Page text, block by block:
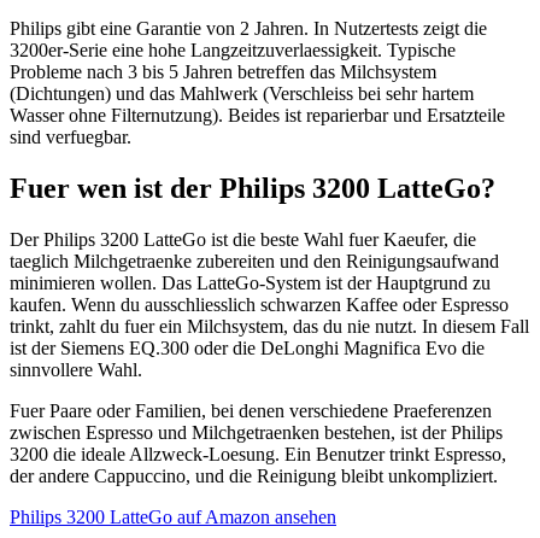
Philips gibt eine Garantie von 2 Jahren. In Nutzertests zeigt die
3200er-Serie eine hohe Langzeitzuverlaessigkeit. Typische
Probleme nach 3 bis 5 Jahren betreffen das Milchsystem
(Dichtungen) und das Mahlwerk (Verschleiss bei sehr hartem
Wasser ohne Filternutzung). Beides ist reparierbar und Ersatzteile
sind verfuegbar.
Fuer wen ist der Philips 3200 LatteGo?
Der Philips 3200 LatteGo ist die beste Wahl fuer Kaeufer, die
taeglich Milchgetraenke zubereiten und den Reinigungsaufwand
minimieren wollen. Das LatteGo-System ist der Hauptgrund zu
kaufen. Wenn du ausschliesslich schwarzen Kaffee oder Espresso
trinkt, zahlt du fuer ein Milchsystem, das du nie nutzt. In diesem Fall
ist der Siemens EQ.300 oder die DeLonghi Magnifica Evo die
sinnvollere Wahl.
Fuer Paare oder Familien, bei denen verschiedene Praeferenzen
zwischen Espresso und Milchgetraenken bestehen, ist der Philips
3200 die ideale Allzweck-Loesung. Ein Benutzer trinkt Espresso,
der andere Cappuccino, und die Reinigung bleibt unkompliziert.
Philips 3200 LatteGo auf Amazon ansehen